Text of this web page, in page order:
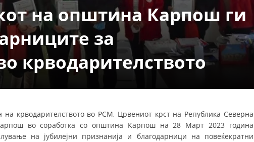
ДЕЈСТВУВАЊЕ
ПРИРАЧНИЦИ
БРОШУРИ
на општина Карпош ги
за
крводарителството
крводарителството во РСМ, Црвениот крст на Република Северна
во соработка со општина Карпош на 28 Март 2023 година
на јубилејни признанија и благодарници на повеќекратни